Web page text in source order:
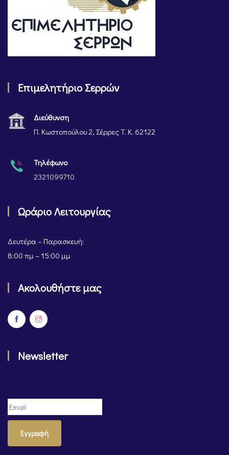
Επιμελητήριο Σερρών
Διεύθυνση
Π. Κωστοπούλου 2, Σέρρες Τ. Κ. 62122
Τηλέφωνο
2321099710
Ωράριο Λειτουργίας
Δευτέρα – Παρασκευή:
8:00 πμ – 15:00 μμ
Ακολουθήστε μας
Newsletter
Εγγραφή